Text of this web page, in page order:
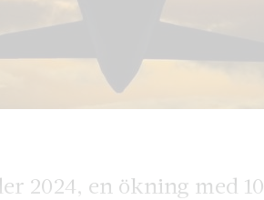
2024, en ökning med 10